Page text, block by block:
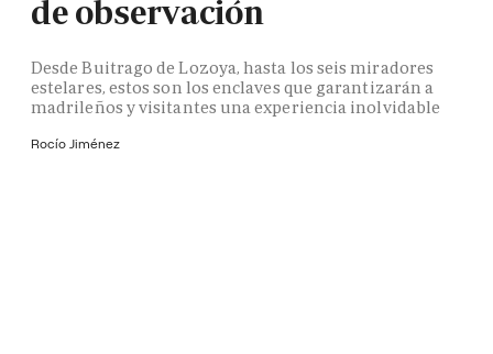
de observación
Desde Buitrago de Lozoya, hasta los seis miradores
estelares, estos son los enclaves que garantizarán a
madrileños y visitantes una experiencia inolvidable
Rocío Jiménez